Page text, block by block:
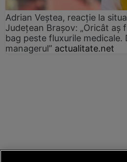
Adrian Veștea, reacție la
Județean Brașov: „Oricât aș
bag peste fluxurile medicale.
managerul” actualitate.net